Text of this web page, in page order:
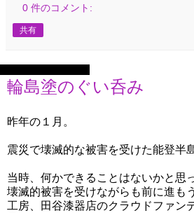
0 件のコメント:
共有
輪島塗のぐい呑み
昨年の１月。
震災で壊滅的な被害を受けた能登半島
当時、何かできることはないかと思
壊滅的被害を受けながらも前に進も
工房、田谷漆器店のクラウドファン